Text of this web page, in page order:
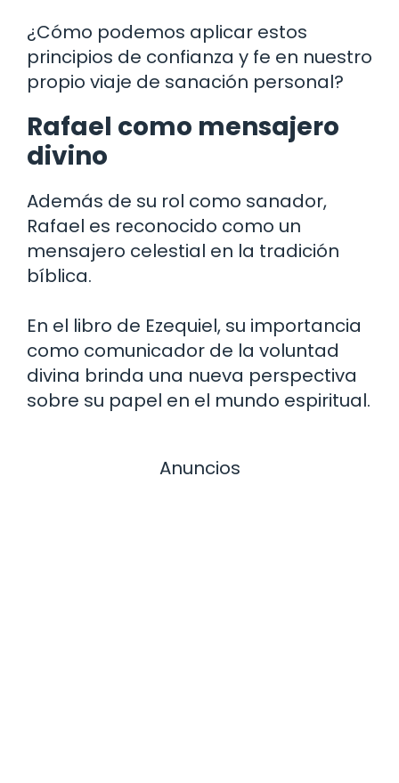
¿Cómo podemos aplicar estos
principios de confianza y fe en nuestro
propio viaje de sanación personal?
Rafael como mensajero
divino
Además de su rol como sanador,
Rafael es reconocido como un
mensajero celestial en la tradición
bíblica.
En el libro de Ezequiel, su importancia
como comunicador de la voluntad
divina brinda una nueva perspectiva
sobre su papel en el mundo espiritual.
Anuncios